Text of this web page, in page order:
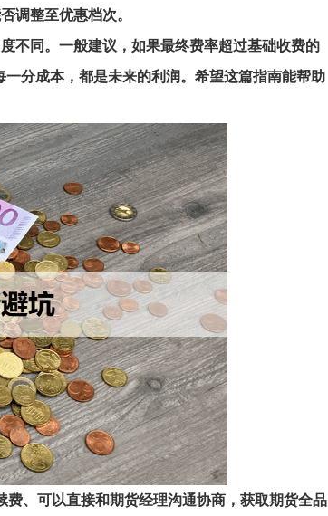
调整至优惠档次。
不同。一般建议，如果最终费率超过基础收费的
分成本，都是未来的利润。希望这篇指南能帮助
、可以直接和期货经理沟通协商，获取期货全品